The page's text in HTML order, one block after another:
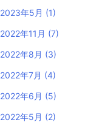
2023年5月 (1)
2022年11月 (7)
2022年8月 (3)
2022年7月 (4)
2022年6月 (5)
2022年5月 (2)